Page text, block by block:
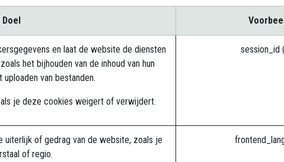
Doel
en laat de website de diensten
het bijhouden van de inhoud van hun
van bestanden.
je deze cookies weigert of verwijdert.
session_id
uiterlijk of gedrag van de website, zoals je
of regio.